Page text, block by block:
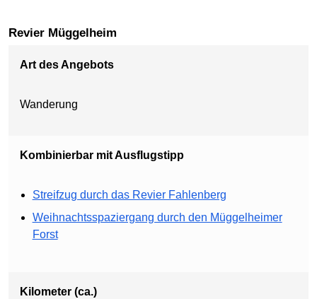
Revier Müggelheim
Art des Angebots
Wanderung
Kombinierbar mit Ausflugstipp
Streifzug durch das Revier Fahlenberg
Weihnachtsspaziergang durch den Müggelheimer
Forst
Kilometer (ca.)